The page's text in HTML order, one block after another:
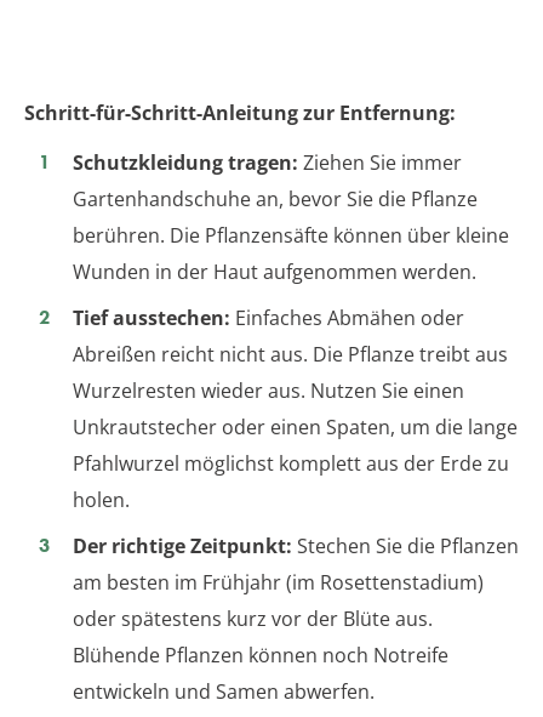
Schritt-für-Schritt-Anleitung zur Entfernung:
Schutzkleidung tragen: Ziehen Sie immer
Gartenhandschuhe an, bevor Sie die Pflanze
berühren. Die Pflanzensäfte können über kleine
Wunden in der Haut aufgenommen werden.
Tief ausstechen: Einfaches Abmähen oder
Abreißen reicht nicht aus. Die Pflanze treibt aus
Wurzelresten wieder aus. Nutzen Sie einen
Unkrautstecher oder einen Spaten, um die lange
Pfahlwurzel möglichst komplett aus der Erde zu
holen.
Der richtige Zeitpunkt: Stechen Sie die Pflanzen
am besten im Frühjahr (im Rosettenstadium)
oder spätestens kurz vor der Blüte aus.
Blühende Pflanzen können noch Notreife
entwickeln und Samen abwerfen.